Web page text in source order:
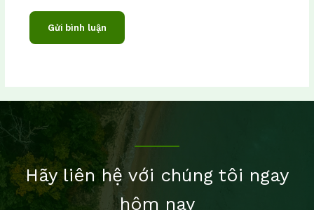
Hãy liên hệ với chúng tôi ngay
hôm nay